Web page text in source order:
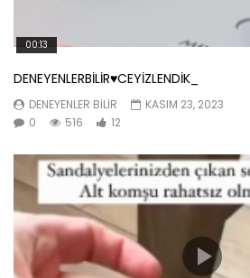
00:13
DENEYENLERBİLİR♥️CEYİZLENDİK_
DENEYENLER BILIR
KASIM 23, 2023
0
516 12